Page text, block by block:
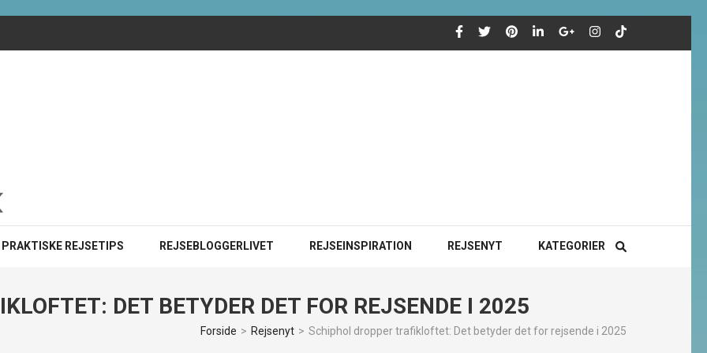
i 2025?
PRAKTISKE REJSETIPS REJSEBLOGGERLIVET REJSEINSPIRATION REJSENYT KATEGORIER
DET BETYDER DET FOR REJSENDE I 2025
Forside > Rejsenyt > Schiphol dropper trafikloftet: Det betyder det for rejsende i 2025